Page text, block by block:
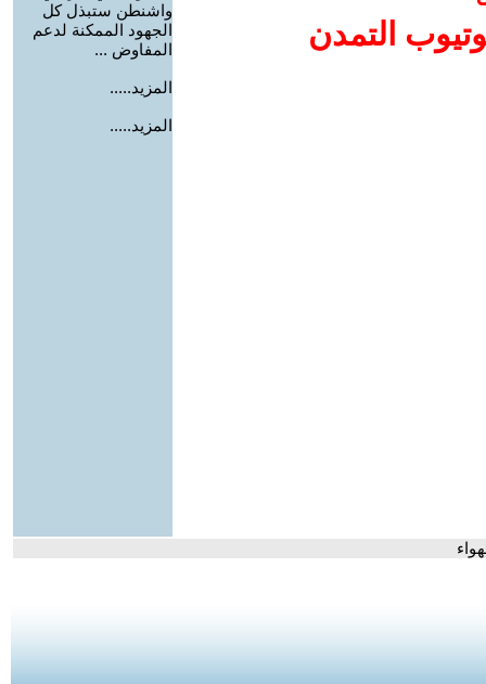
التمدن
واشنطن ستبذل كل
الجهود الممكنة لدعم
المفاوض ...
المزيد.....
المزيد.....